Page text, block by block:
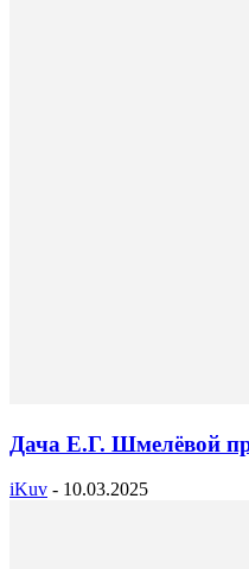
Дача Е.Г. Шмелёвой
iKuv - 10.03.2025